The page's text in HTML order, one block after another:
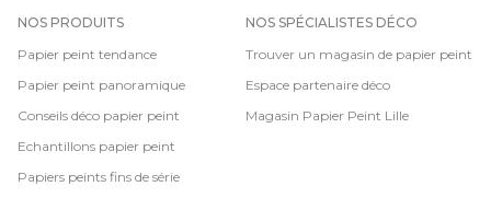
NOS PRODUITS
Papier peint tendance
Papier peint panoramique
Conseils déco papier peint
Echantillons papier peint
Papiers peints fins de série
NOS SPÉCIALISTES DÉCO
Trouver un magasin de papier peint
Espace partenaire déco
Magasin Papier Peint Lille